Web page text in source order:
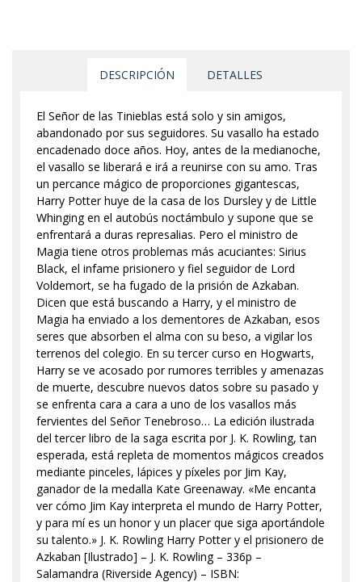
DESCRIPCIÓN DETALLES
El Señor de las Tinieblas está solo y sin amigos,
abandonado por sus seguidores. Su vasallo ha estado
encadenado doce años. Hoy, antes de la medianoche,
el vasallo se liberará e irá a reunirse con su amo. Tras
un percance mágico de proporciones gigantescas,
Harry Potter huye de la casa de los Dursley y de Little
Whinging en el autobús noctámbulo y supone que se
enfrentará a duras represalias. Pero el ministro de
Magia tiene otros problemas más acuciantes: Sirius
Black, el infame prisionero y fiel seguidor de Lord
Voldemort, se ha fugado de la prisión de Azkaban.
Dicen que está buscando a Harry, y el ministro de
Magia ha enviado a los dementores de Azkaban, esos
seres que absorben el alma con su beso, a vigilar los
terrenos del colegio. En su tercer curso en Hogwarts,
Harry se ve acosado por rumores terribles y amenazas
de muerte, descubre nuevos datos sobre su pasado y
se enfrenta cara a cara a uno de los vasallos más
fervientes del Señor Tenebroso… La edición ilustrada
del tercer libro de la saga escrita por J. K. Rowling, tan
esperada, está repleta de momentos mágicos creados
mediante pinceles, lápices y píxeles por Jim Kay,
ganador de la medalla Kate Greenaway. «Me encanta
ver cómo Jim Kay interpreta el mundo de Harry Potter,
y para mí es un honor y un placer que siga aportándole
su talento.» J. K. Rowling Harry Potter y el prisionero de
Azkaban [Ilustrado] – J. K. Rowling – 336p –
Salamandra (Riverside Agency) – ISBN: